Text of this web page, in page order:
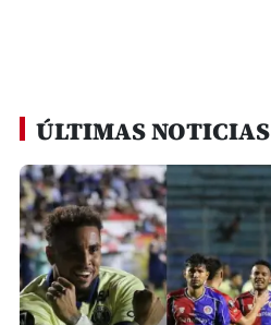
ÚLTIMAS NOTICIAS